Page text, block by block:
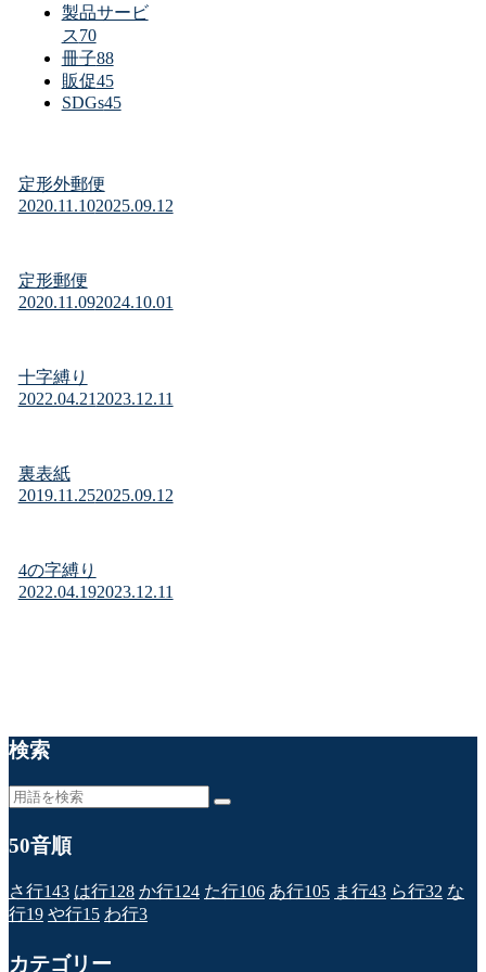
製品サービ
ス70
冊子88
販促45
SDGs45
定形外郵便
2020.11.102025.09.12
定形郵便
2020.11.092024.10.01
十字縛り
2022.04.21 2023.12.11
裏表紙
2019.11.252025.09.12
4の字縛り
2022.04.192023.12.11
検索
50音順
さ行143 は行128 か行124 た行106 あ行105 ま行43 ら行32 な
行19 や行15 わ行3
カテゴリー